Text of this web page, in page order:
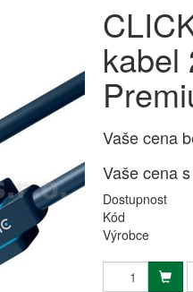
kabel
Vaše cena
Vaše cena
Dostupnost
Kód
Výrobce